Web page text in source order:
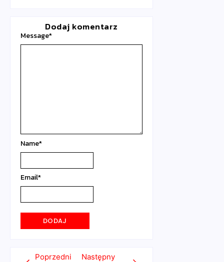
Dodaj komentarz
Message*
Name*
Email*
Poprzedni
Następny